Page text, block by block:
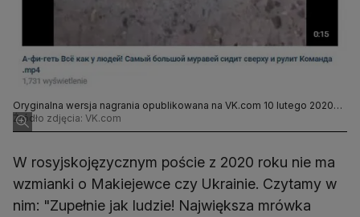
Oryginalna wersja nagrania opublikowana na VK.com 10 lutego 2020
roku
Źródło zdjęcia: VK.com
W rosyjskojęzycznym poście z 2020 roku nie ma
wzmianki o Makiejewce czy Ukrainie. Czytamy w
nim: "Zupełnie jak ludzie! Największa mrówka